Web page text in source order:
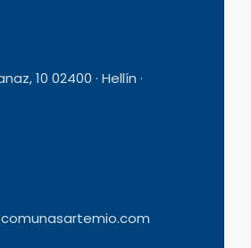
10 02400 · Hellín ·